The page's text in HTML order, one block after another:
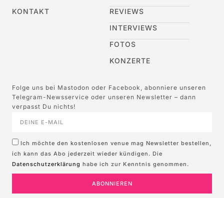
KONTAKT
REVIEWS
INTERVIEWS
FOTOS
KONZERTE
Folge uns bei Mastodon oder Facebook, abonniere unseren
Telegram-Newsservice oder unseren Newsletter – dann
verpasst Du nichts!
Ich möchte den kostenlosen venue mag Newsletter bestellen,
ich kann das Abo jederzeit wieder kündigen. Die
Datenschutzerklärung habe ich zur Kenntnis genommen.
ABONNIEREN